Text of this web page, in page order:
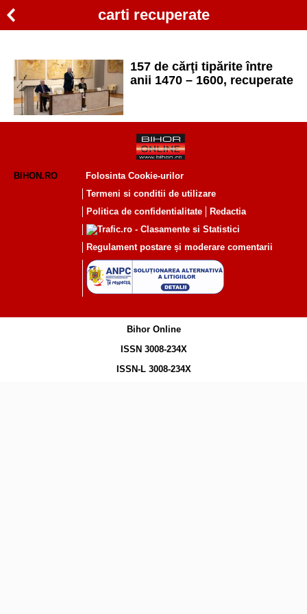
carti recuperate
157 de cărţi tipărite între
anii 1470 – 1600, recuperate
BIHON.RO
Folosinta Cookie-urilor
Termeni si conditii de utilizare
Politica de confidentialitate
Redactia
Regulament postare și moderare comentarii
Bihor Online
ISSN 3008-234X
ISSN-L 3008-234X